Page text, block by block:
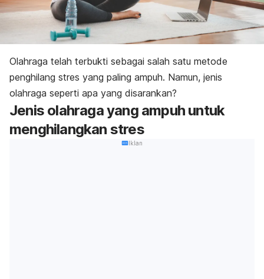
Olahraga telah terbukti sebagai salah satu metode
penghilang stres yang paling ampuh. Namun, jenis
olahraga seperti apa yang disarankan?
Jenis olahraga yang ampuh untuk
menghilangkan stres
Iklan